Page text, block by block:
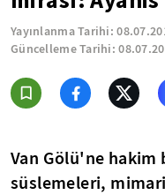
Yayınlanma Tarihi:
Güncelleme Tarihi:
Van Gölü'ne
süslemeleri, mimari